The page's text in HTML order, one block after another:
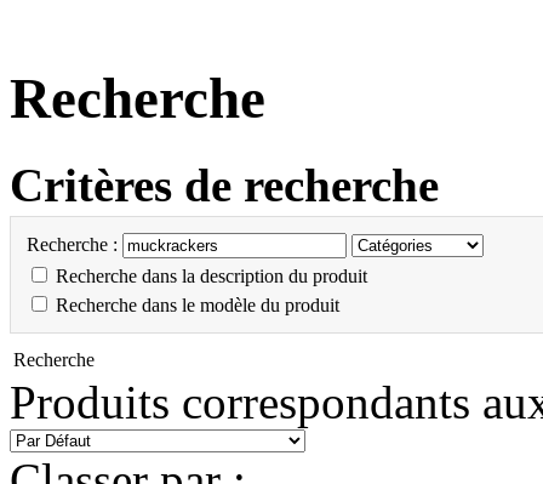
Recherche
Critères de recherche
Recherche :
Recherche dans la description du produit
Recherche dans le modèle du produit
Recherche
Produits correspondants